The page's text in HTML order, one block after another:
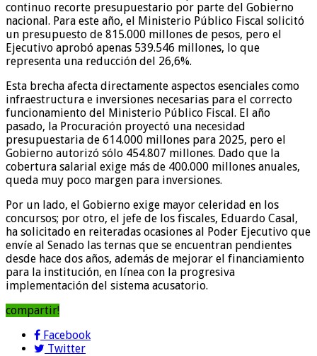
continuo recorte presupuestario por parte del Gobierno
nacional. Para este año, el Ministerio Público Fiscal solicitó
un presupuesto de 815.000 millones de pesos, pero el
Ejecutivo aprobó apenas 539.546 millones, lo que
representa una reducción del 26,6%.
Esta brecha afecta directamente aspectos esenciales como
infraestructura e inversiones necesarias para el correcto
funcionamiento del Ministerio Público Fiscal. El año
pasado, la Procuración proyectó una necesidad
presupuestaria de 614.000 millones para 2025, pero el
Gobierno autorizó sólo 454.807 millones. Dado que la
cobertura salarial exige más de 400.000 millones anuales,
queda muy poco margen para inversiones.
Por un lado, el Gobierno exige mayor celeridad en los
concursos; por otro, el jefe de los fiscales, Eduardo Casal,
ha solicitado en reiteradas ocasiones al Poder Ejecutivo que
envíe al Senado las ternas que se encuentran pendientes
desde hace dos años, además de mejorar el financiamiento
para la institución, en línea con la progresiva
implementación del sistema acusatorio.
compartir!
Facebook
Twitter